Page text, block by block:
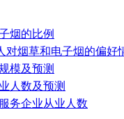
烟的比例
对烟草和电子烟的偏好
模及预测
人数及预测
务企业从业人数